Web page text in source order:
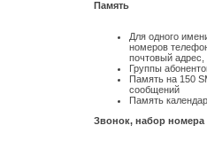
Память
Для одного
номеров
почтовый адрес,
Группы
Память на 150
сообщений
Память
Звонок, набор номера